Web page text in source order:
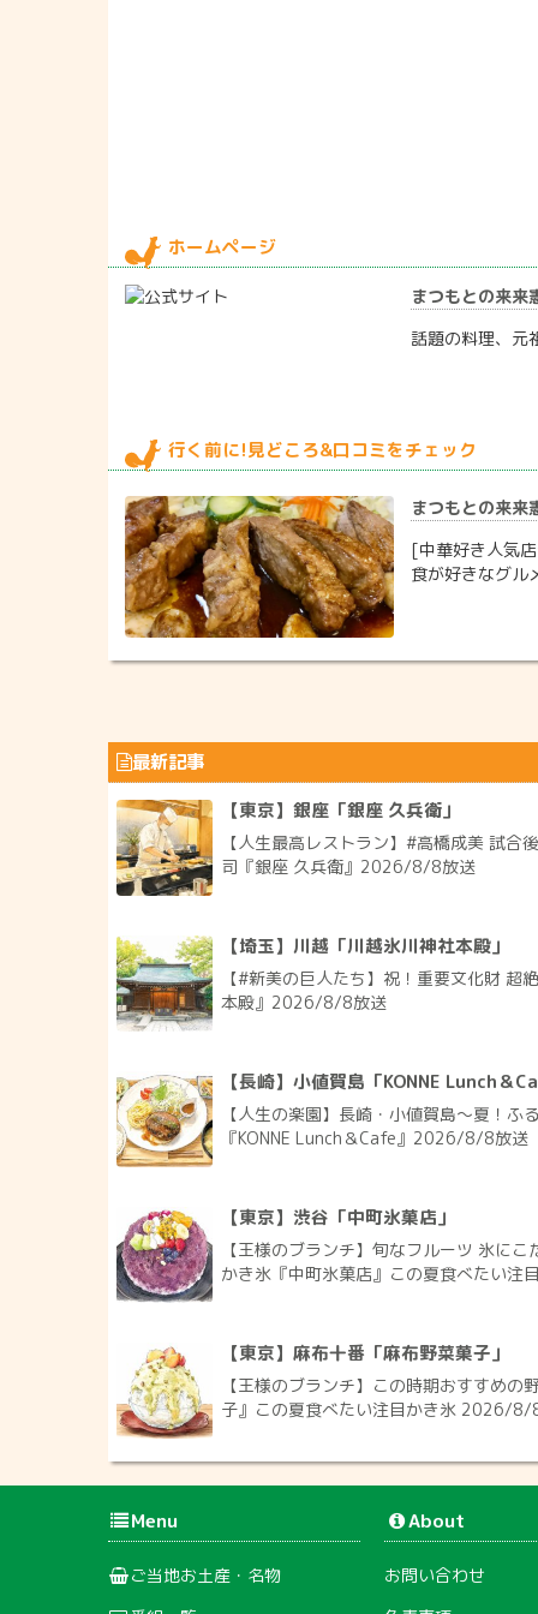
ホームページ
まつもとの来来
話題の料理、
行く前に!見どころ&口コミをチェック
まつもとの来来
[中華好き人気
食が好きなグル
最新記事
【東京】銀座「銀座 久兵衛」
【人生最高レストラン】#高橋成美 試合
司『銀座 久兵衛』2026/8/8放送
【埼玉】川越「川越氷川神社本殿」
【#新美の巨人たち】祝！重要文化財 超
本殿』2026/8/8放送
【長崎】小値賀島「KONNE Lunch＆
【人生の楽園】長崎・小値賀島～夏！ふ
『KONNE Lunch＆Cafe』2026/8/8放送
【東京】渋谷「中町氷菓店」
【王様のブランチ】旬なフルーツ 氷に
かき氷『中町氷菓店』この夏食べたい
【東京】麻布十番「麻布野菜菓子」
【王様のブランチ】この時期おすすめの
子』この夏食べたい注目かき氷 2026/8/
Menu
ご当地お土産・名物
About
お問い合わせ